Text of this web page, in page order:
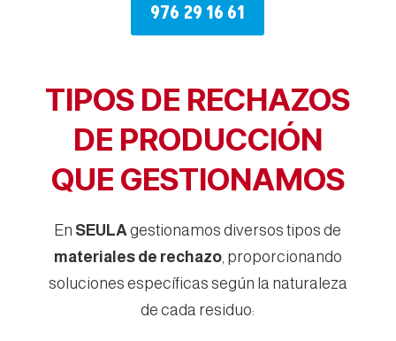
976 29 16 61
TIPOS DE RECHAZOS
DE PRODUCCIÓN
QUE GESTIONAMOS
En SEULAgestionamos diversos tipos de
materiales de rechazo, proporcionando
soluciones específicas según la naturaleza
de cada residuo: